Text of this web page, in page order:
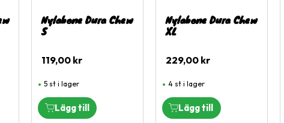
Nylabone Dura Chew
S
119,00 kr
5 st i lager
Nylabone Dura Chew
XL
229,00kr
4 st i lager